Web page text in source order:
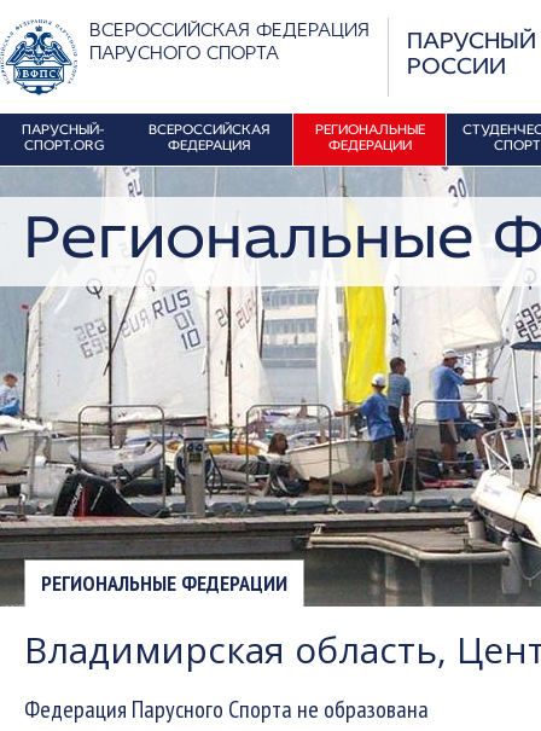
ВСЕРОССИЙСКАЯ ФЕДЕРАЦИЯ
ПАРУСНОГО СПОРТА
ПАРУСНЫЙ
РОССИИ
ПАРУСНЫЙ-
СПОРТ.ORG
ВСЕРОССИЙСКАЯ
ФЕДЕРАЦИЯ
РЕГИОНАЛЬНЫЕ
ФЕДЕРАЦИИ
СПОРТ
Региональные
РЕГИОНАЛЬНЫЕ ФЕДЕРАЦИИ
Владимирская область,
Федерация Парусного Спорта не образована